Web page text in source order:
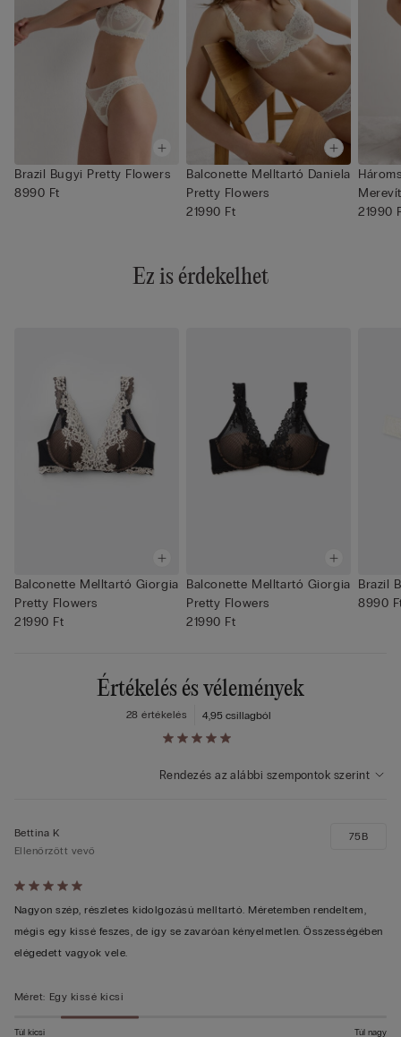
Brazil Bugyi Pretty Flowers
8990 Ft
Balconette Melltartó Daniela
Pretty Flowers
21990 Ft
Lara
21990
Ez is érdekelhet
Balconette Melltartó Giorgia
Pretty Flowers
21990 Ft
Balconette Melltartó Giorgia
Pretty Flowers
21990 Ft
Brazil
8990
Értékelés és vélemények
4,95 csillagból
28 értékelés
Rendezés az alábbi szempontok szerint
Értékelés:
5/5
Bettina K
Ellenőrzött vevő
Nagyon szép, részletes kidolgozású melltartó. Méretemben rendeltem,
mégis egy kissé feszes, de így se zavaróan kényelmetlen. Összességében
elégedett vagyok vele.
75B
Méret: Egy kissé kicsi
Túl kicsi Túl nagy